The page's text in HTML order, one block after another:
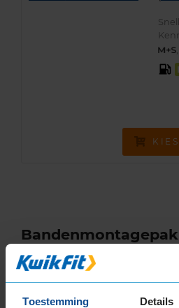
Toestemming Details
KIES
bandenmaat